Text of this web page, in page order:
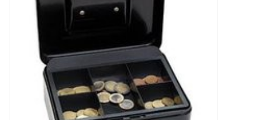
Bürobedarf
Druckerzubehör
Büroeinrichtung